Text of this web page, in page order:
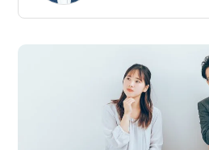
債務整理
掲載をご検討の弁護士の方へ